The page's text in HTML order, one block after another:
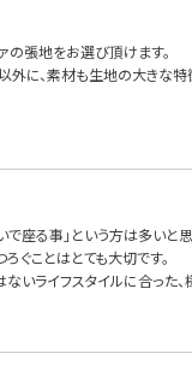
の張地をお選び頂けます。
に、素材も生地の大きな
座る事」という方は多いと思
ぐことはとても大切です。
ないライフスタイルに合った